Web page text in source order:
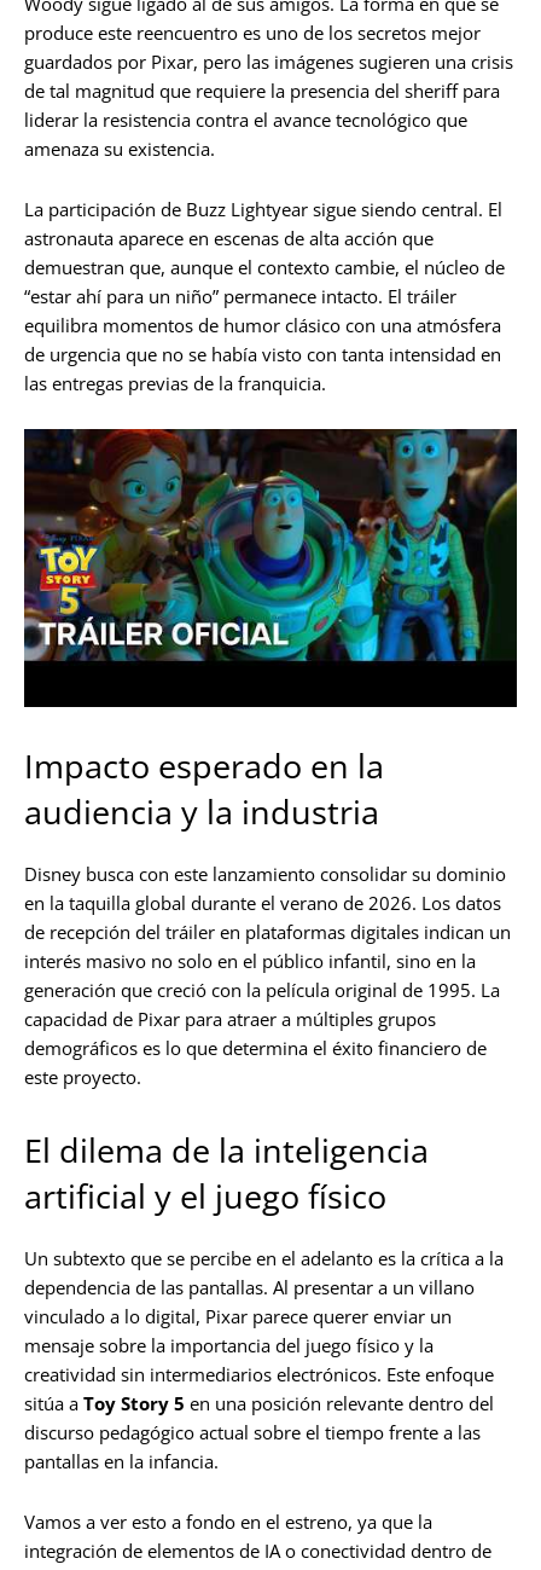
produce este reencuentro es uno de los secretos mejor
guardados por Pixar, pero las imágenes sugieren una crisis
de tal magnitud que requiere la presencia del sheriff para
liderar la resistencia contra el avance tecnológico que
amenaza su existencia.
La participación de Buzz Lightyear sigue siendo central. El
astronauta aparece en escenas de alta acción que
demuestran que, aunque el contexto cambie, el núcleo de
“estar ahí para un niño” permanece intacto. El tráiler
equilibra momentos de humor clásico con una atmósfera
de urgencia que no se había visto con tanta intensidad en
las entregas previas de la franquicia.
Impacto esperado en la
audiencia y la industria
Disney busca con este lanzamiento consolidar su dominio
en la taquilla global durante el verano de 2026. Los datos
de recepción del tráiler en plataformas digitales indican un
interés masivo no solo en el público infantil, sino en la
generación que creció con la película original de 1995. La
capacidad de Pixar para atraer a múltiples grupos
demográficos es lo que determina el éxito financiero de
este proyecto.
El dilema de la inteligencia
artificial y el juego físico
Un subtexto que se percibe en el adelanto es la crítica a la
dependencia de las pantallas. Al presentar a un villano
vinculado a lo digital, Pixar parece querer enviar un
mensaje sobre la importancia del juego físico y la
creatividad sin intermediarios electrónicos. Este enfoque
sitúa a Toy Story 5 en una posición relevante dentro del
discurso pedagógico actual sobre el tiempo frente a las
pantallas en la infancia.
Vamos a ver esto a fondo en el estreno, ya que la
integración de elementos de IA o conectividad dentro de